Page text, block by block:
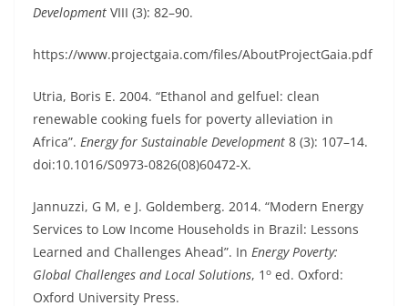
Development VIII (3): 82–90.
https://www.projectgaia.com/files/AboutProjectGaia.pdf
Utria, Boris E. 2004. “Ethanol and gelfuel: clean
renewable cooking fuels for poverty alleviation in
Africa”. Energy for Sustainable Development 8 (3): 107–14.
doi:10.1016/S0973-0826(08)60472-X.
Jannuzzi, G M, e J. Goldemberg. 2014. “Modern Energy
Services to Low Income Households in Brazil: Lessons
Learned and Challenges Ahead”. In Energy Poverty:
Global Challenges and Local Solutions, 1 o ed. Oxford:
Oxford University Press.